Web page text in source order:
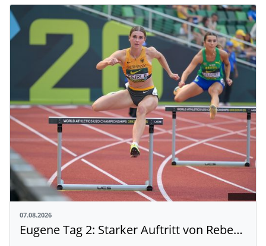
07.08.2026
Eugene Tag 2: Starker Auftritt von Rebekka Feirle bei der U20-WM